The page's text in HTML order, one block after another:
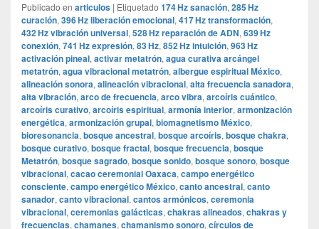
Publicado en articulos | Etiquetado 174 Hz sanación, 285 Hz
curación, 396 Hz liberación emocional, 417 Hz transformación,
432 Hz vibración universal, 528 Hz reparación de ADN, 639 Hz
conexión, 741 Hz expresión, 83 Hz, 852 Hz intuición, 963 Hz
activación pineal, activar metatrón, agua curativa arcángel
metatrón, agua vibracional metatrón, albergue espiritual México,
alineación sonora, alineación vibracional, alta frecuencia sanadora,
alta vibración, arco de frecuencia, arco vibra, arcoíris cuántico,
arcoíris curativo, arcoíris espiritual, armonía interior, armonización
energética, armonización grupal, biomagnetismo México,
bioresonancia, bosque ancestral, bosque arcoíris, bosque chakra,
bosque curativo, bosque fractal, bosque frecuencia, bosque
Metatrón, bosque sagrado, bosque sonido, bosque sonoro, bosque
vibracional, cacao ceremonial Oaxaca, campo energético
consciente, campo energético México, canto ancestral, canto
sanador, canto vibracional, cantos armónicos, ceremonia
vibracional, ceremonias galácticas, chakras alineados, chakras y
frecuencias, chamanes, chamanismo sonoro, círculos de